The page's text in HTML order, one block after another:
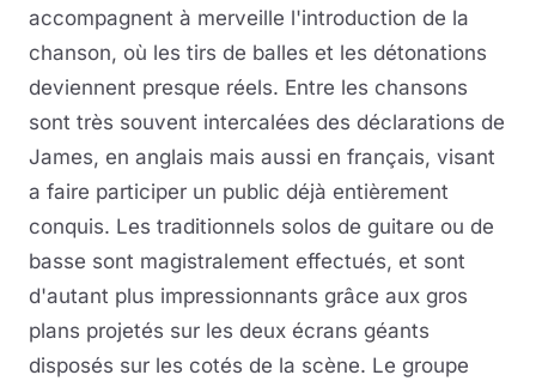
accompagnent à merveille l'introduction de la
chanson, où les tirs de balles et les détonations
deviennent presque réels. Entre les chansons
sont très souvent intercalées des déclarations de
James, en anglais mais aussi en français, visant
a faire participer un public déjà entièrement
conquis. Les traditionnels solos de guitare ou de
basse sont magistralement effectués, et sont
d'autant plus impressionnants grâce aux gros
plans projetés sur les deux écrans géants
disposés sur les cotés de la scène. Le groupe